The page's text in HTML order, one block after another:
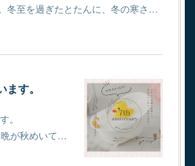
冬至を過ぎたとたんに、冬の寒さ…
す。
。
が秋めいて…